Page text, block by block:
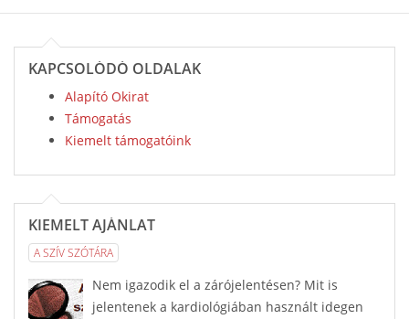
KAPCSOLÓDÓ OLDALAK
Alapító Okirat
Támogatás
Kiemelt támogatóink
KIEMELT AJÁNLAT
A SZÍV SZÓTÁRA
Nem igazodik el a zárójelentésen? Mit is
jelentenek a kardiológiában használt idegen